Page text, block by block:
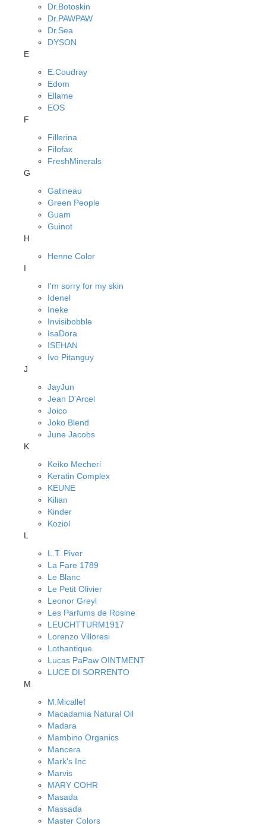
Dr.Botoskin
Dr.PAWPAW
Dr.Sea
DYSON
E
E.Coudray
Edom
Ellame
EOS
F
Fillerina
Filofax
FreshMinerals
G
Gatineau
Green People
Guam
Guinot
H
Henne Color
I
I'm sorry for my skin
Idenel
Ineke
Invisibobble
IsaDora
ISEHAN
Ivo Pitanguy
J
JayJun
Jean D'Arcel
Joico
Joko Blend
June Jacobs
K
Keiko Mecheri
Keratin Complex
KEUNE
Kilian
Kinder
Koziol
L
L.T. Piver
La Fare 1789
Le Blanc
Le Petit Olivier
Leonor Greyl
Les Parfums de Rosine
LEUCHTTURM1917
Lorenzo Villoresi
Lothantique
Lucas PaPaw OINTMENT
LUCE DI SORRENTO
M
M.Micallef
Macadamia Natural Oil
Madara
Mambino Organics
Mancera
Mark's Inc
Marvis
MARY COHR
Masada
Massada
Master Colors